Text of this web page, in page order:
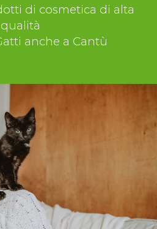
di cosmetica di alta
qualità
anche a Cantù